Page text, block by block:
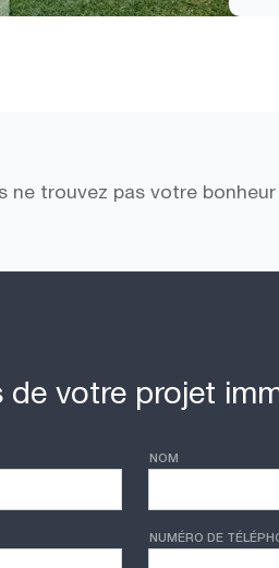
ne trouvez pas votre
de votre projet
NOM
NUMÉRO DE